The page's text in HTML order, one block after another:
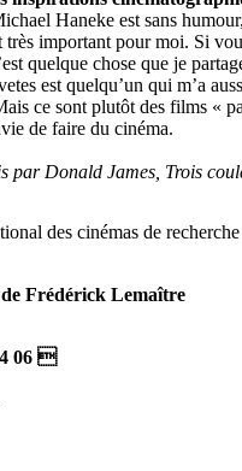
Haneke est sans
très important pour moi. Si
quelque chose que je
est quelqu’un qui m’a
ce sont plutôt des films «
de faire du cinéma.
par Donald James, Trois
des cinémas de recherche
Frédérick Lemaître
06 